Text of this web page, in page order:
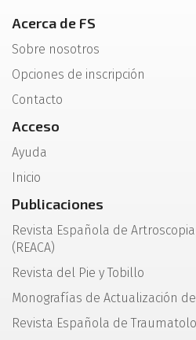
Acerca de FS
Sobre nosotros
Opciones de inscripción
Contacto
Acceso
Ayuda
Inicio
Publicaciones
Revista Española de
(REACA)
Revista del Pie y Tobillo
Monografías de Actualización de
Revista Española de